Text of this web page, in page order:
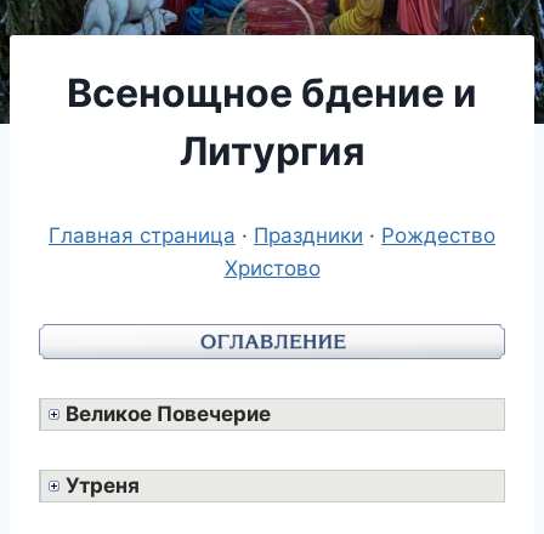
Всенощное бдение и
Литургия
Главная страница · Праздники · Рождество
Христово
Великое Повечерие
Утреня